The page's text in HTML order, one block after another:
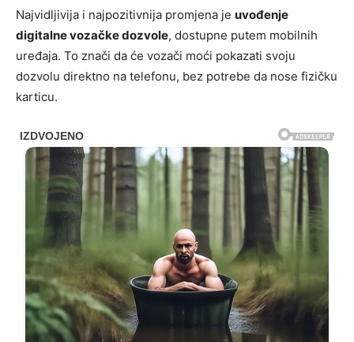
Najvidljivija i najpozitivnija promjena je uvođenje
digitalne vozačke dozvole, dostupne putem mobilnih
uređaja. To znači da će vozači moći pokazati svoju
dozvolu direktno na telefonu, bez potrebe da nose fizičku
karticu.